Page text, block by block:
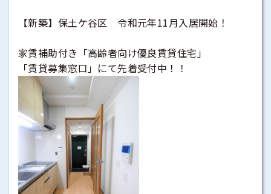
【新築】保土ケ谷区 令和元年11月入居開始！
家賃補助付き「高齢者向け優良賃貸住宅」
「賃貸募集窓口」にて先着受付中！！